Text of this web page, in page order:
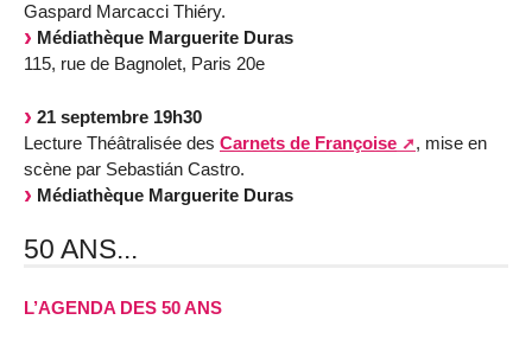
Gaspard Marcacci Thiéry.
Médiathèque Marguerite Duras
115, rue de Bagnolet, Paris 20e
21 septembre 19h30
Lecture Théâtralisée des Carnets de Françoise
, mise en
scène par Sebastián Castro.
Médiathèque Marguerite Duras
50 ANS...
L’AGENDA DES 50 ANS